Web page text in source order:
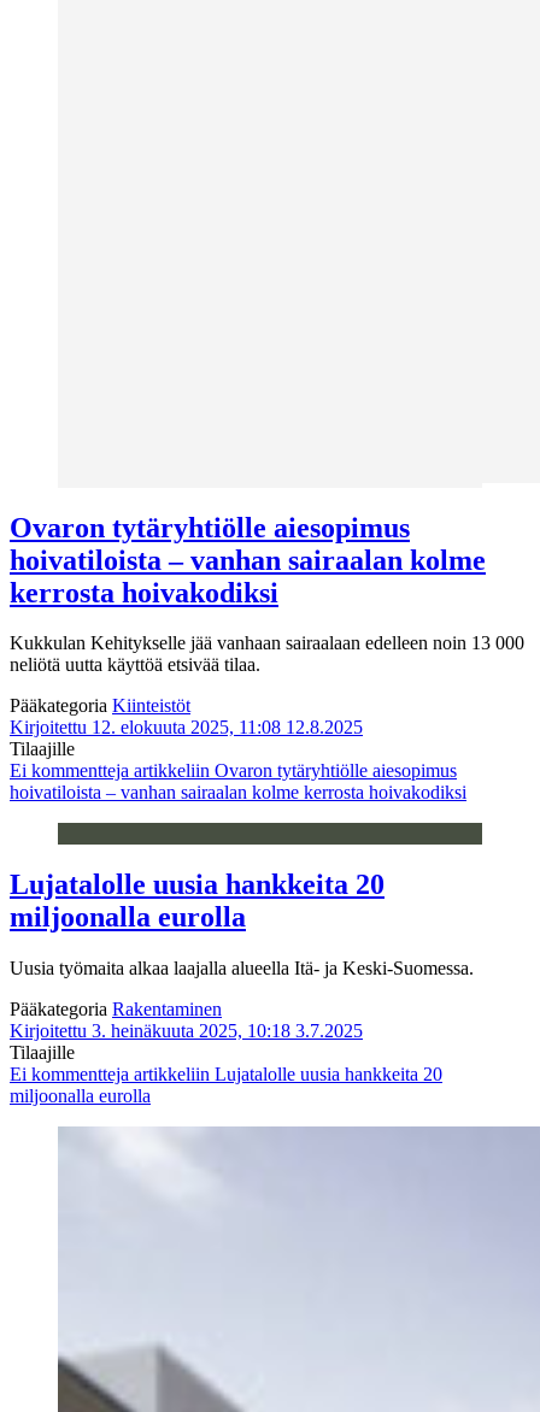
Ovaron tytäryhtiölle aiesopimus
hoivatiloista – vanhan sairaalan kolme
kerrosta hoivakodiksi
Kukkulan Kehitykselle jää vanhaan sairaalaan edelleen noin 13 000
neliötä uutta käyttöä etsivää tilaa.
Pääkategoria Kiinteistöt
Kirjoitettu 12. elokuuta 2025, 11:08 12.8.2025
Tilaajille
Ei kommentteja artikkeliin Ovaron tytäryhtiölle aiesopimus
hoivatiloista – vanhan sairaalan kolme kerrosta hoivakodiksi
Lujatalolle uusia hankkeita 20
miljoonalla eurolla
Uusia työmaita alkaa laajalla alueella Itä- ja Keski-Suomessa.
Pääkategoria Rakentaminen
Kirjoitettu 3. heinäkuuta 2025, 10:18 3.7.2025
Tilaajille
Ei kommentteja artikkeliin Lujatalolle uusia hankkeita 20
miljoonalla eurolla